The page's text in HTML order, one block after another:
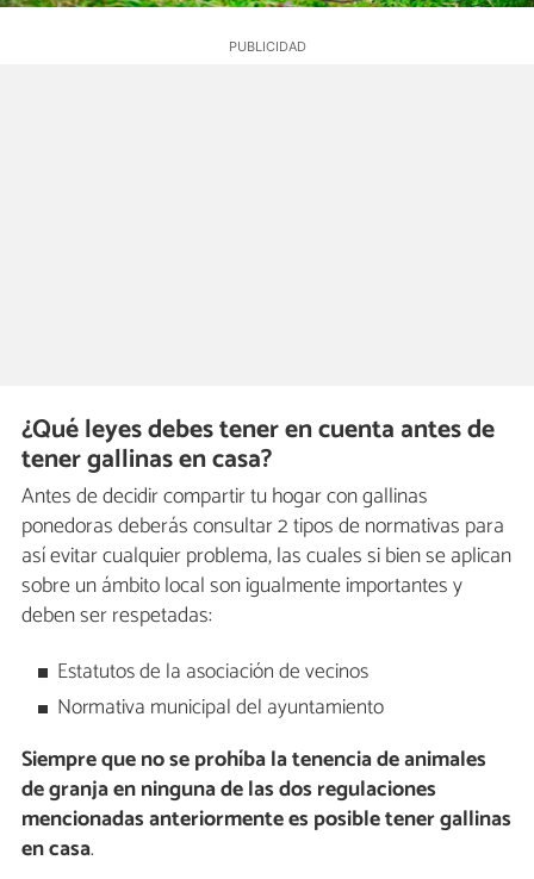
¿Qué leyes debes tener en cuenta antes de
tener gallinas en casa?
Antes de decidir compartir tu hogar con gallinas
ponedoras deberás consultar 2 tipos de normativas para
así evitar cualquier problema, las cuales si bien se aplican
sobre un ámbito local son igualmente importantes y
deben ser respetadas:
Estatutos de la asociación de vecinos
Normativa municipal del ayuntamiento
Siempre que no se prohíba la tenencia de animales
de granja en ninguna de las dos regulaciones
mencionadas anteriormente es posible tener gallinas
en casa.